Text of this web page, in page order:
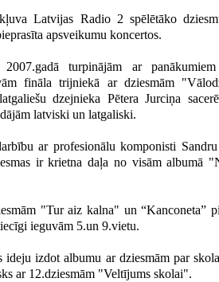
Latvijas Radio 2 spēlētāko
apsveikumu koncertos.
turpinājām ar
fināla trijniekā ar dziesmām
dzejnieka Pētera Jurciņa
latviski un latgaliski.
ar profesionālu komponisti
ir krietna daļa no visām albumā
"Tur aiz kalna" un “Kanconeta”
ieguvām 5.un 9.vietu.
izdot albumu ar dziesmām par
ar 12.dziesmām "Veltījums skolai".